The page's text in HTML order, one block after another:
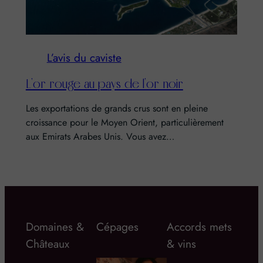
L’avis du caviste
L’or rouge au pays de l’or noir
Les exportations de grands crus sont en pleine
croissance pour le Moyen Orient, particulièrement
aux Emirats Arabes Unis. Vous avez…
Domaines &
Châteaux
Cépages
Accords mets
& vins